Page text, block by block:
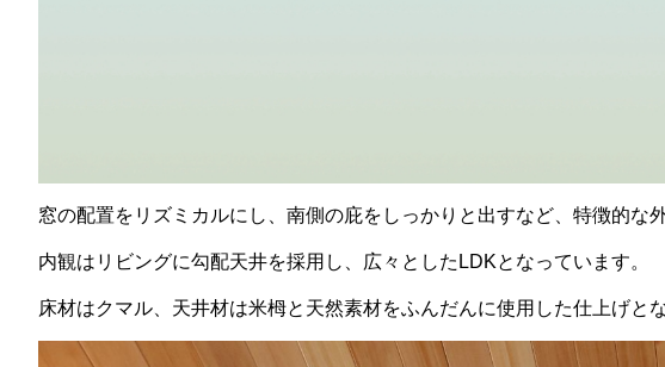
窓の配置をリズミカルにし、南側の庇をしっかりと出すなど、特徴的な
内観はリビングに勾配天井を採用し、広々とした LDKとなっています。
床材はクマル、天井材は米栂と天然素材をふんだんに使用した仕上げと